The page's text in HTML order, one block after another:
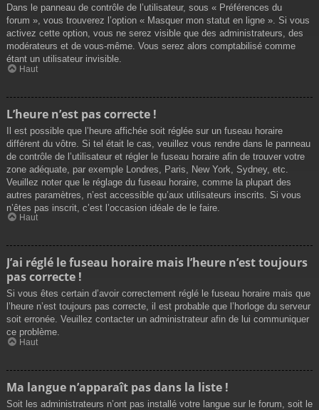
Dans le panneau de contrôle de l’utilisateur, sous « Préférences du
forum », vous trouverez l’option « Masquer mon statut en ligne ». Si vous
activez cette option, vous ne serez visible que des administrateurs, des
modérateurs et de vous-même. Vous serez alors comptabilisé comme
étant un utilisateur invisible.
Haut
L’heure n’est pas correcte !
Il est possible que l’heure affichée soit réglée sur un fuseau horaire
différent du vôtre. Si tel était le cas, veuillez vous rendre dans le panneau
de contrôle de l’utilisateur et régler le fuseau horaire afin de trouver votre
zone adéquate, par exemple Londres, Paris, New York, Sydney, etc.
Veuillez noter que le réglage du fuseau horaire, comme la plupart des
autres paramètres, n’est accessible qu’aux utilisateurs inscrits. Si vous
n’êtes pas inscrit, c’est l’occasion idéale de le faire.
Haut
J’ai réglé le fuseau horaire mais l’heure n’est toujours
pas correcte !
Si vous êtes certain d’avoir correctement réglé le fuseau horaire mais que
l’heure n’est toujours pas correcte, il est probable que l’horloge du serveur
soit erronée. Veuillez contacter un administrateur afin de lui communiquer
ce problème.
Haut
Ma langue n’apparaît pas dans la liste !
Soit les administrateurs n’ont pas installé votre langue sur le forum, soit le